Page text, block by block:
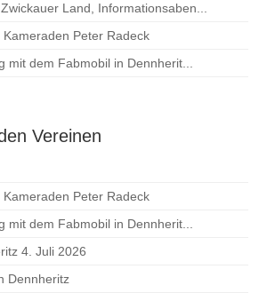
Land, Informationsaben...
Peter Radeck
mit dem Fabmobil in Dennherit...
Vereinen
Peter Radeck
mit dem Fabmobil in Dennherit...
4. Juli 2026
Dennheritz